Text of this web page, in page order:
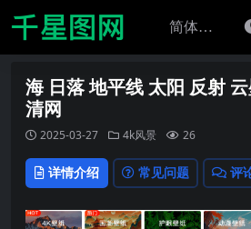
海 日落 地平线 太阳 反射
清网
2025-03-27 4k风景 26
详情介绍 常见问题 评